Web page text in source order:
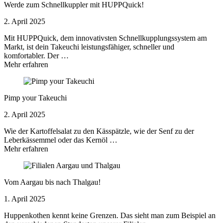
Werde zum Schnellkuppler mit HUPPQuick!
2. April 2025
Mit HUPPQuick, dem innovativsten Schnell­kupplungs­system am
Markt, ist dein Takeuchi leistungsfähiger, schneller und
komfortabler. Der …
Mehr erfahren
Pimp your Takeuchi
2. April 2025
Wie der Kartoffelsalat zu den Kässpätzle, wie der Senf zu der
Leberkässemmel oder das Kernöl …
Mehr erfahren
Vom Aargau bis nach Thalgau!
1. April 2025
Huppenkothen kennt keine Grenzen. Das sieht man zum Beispiel an